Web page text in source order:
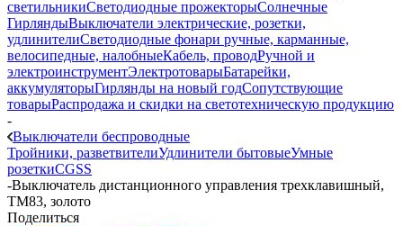
светильникиСветодиодные прожекторыСолнечные
ГирляндыВыключатели электрические, розетки,
удлинителиСветодиодные фонари ручные, карманные,
велосипедные, налобныеКабель, проводРучной и
электроинструментЭлектротоварыБатарейки,
аккумуляторыГирлянды на новый годСопутствующие
товарыРаспродажа и скидки на светотехническую продукцию
-
Выключатели беспроводные
Тройники, разветвителиУдлинители бытовыеУмные
розеткиCGSS
-Выключатель дистанционного управления трехклавишный,
TM83, золото
Поделиться